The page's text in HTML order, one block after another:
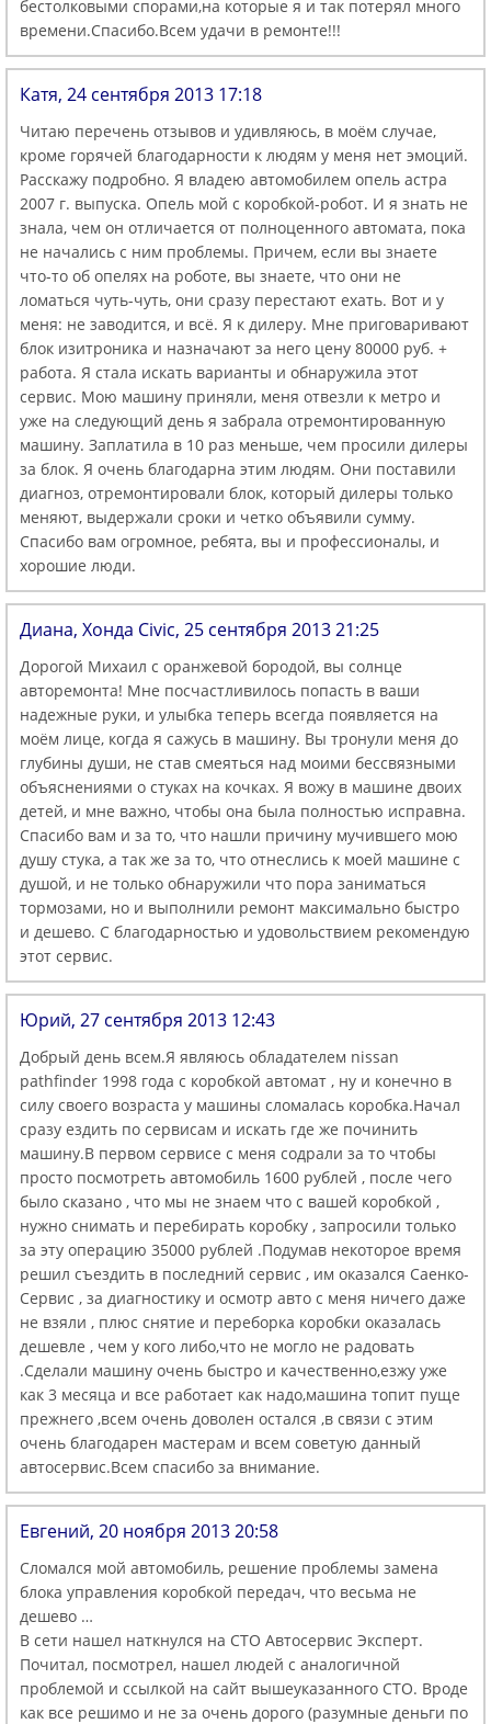
бестолковыми спорами,на которые я и так потерял много
времени.Спасибо.Всем удачи в ремонте!!!
Катя, 24 сентября 2013 17:18
Читаю перечень отзывов и удивляюсь, в моём случае,
кроме горячей благодарности к людям у меня нет эмоций.
Расскажу подробно. Я владею автомобилем опель астра
2007 г. выпуска. Опель мой с коробкой-робот. И я знать не
знала, чем он отличается от полноценного автомата, пока
не начались с ним проблемы. Причем, если вы знаете
что-то об опелях на роботе, вы знаете, что они не
ломаться чуть-чуть, они сразу перестают ехать. Вот и у
меня: не заводится, и всё. Я к дилеру. Мне приговаривают
блок изитроника и назначают за него цену 80000 руб. +
работа. Я стала искать варианты и обнаружила этот
сервис. Мою машину приняли, меня отвезли к метро и
уже на следующий день я забрала отремонтированную
машину. Заплатила в 10 раз меньше, чем просили дилеры
за блок. Я очень благодарна этим людям. Они поставили
диагноз, отремонтировали блок, который дилеры только
меняют, выдержали сроки и четко объявили сумму.
Спасибо вам огромное, ребята, вы и профессионалы, и
хорошие люди.
Диана, Хонда Civic, 25 сентября 2013 21:25
Дорогой Михаил с оранжевой бородой, вы солнце
авторемонта! Мне посчастливилось попасть в ваши
надежные руки, и улыбка теперь всегда появляется на
моём лице, когда я сажусь в машину. Вы тронули меня до
глубины души, не став смеяться над моими бессвязными
объяснениями о стуках на кочках. Я вожу в машине двоих
детей, и мне важно, чтобы она была полностью исправна.
Спасибо вам и за то, что нашли причину мучившего мою
душу стука, а так же за то, что отнеслись к моей машине с
душой, и не только обнаружили что пора заниматься
тормозами, но и выполнили ремонт максимально быстро
и дешево. С благодарностью и удовольствием рекомендую
этот сервис.
Юрий, 27 сентября 2013 12:43
Добрый день всем.Я являюсь обладателем nissan
pathfinder 1998 года с коробкой автомат , ну и конечно в
силу своего возраста у машины сломалась коробка.Начал
сразу ездить по сервисам и искать где же починить
машину.В первом сервисе с меня содрали за то чтобы
просто посмотреть автомобиль 1600 рублей , после чего
было сказано , что мы не знаем что с вашей коробкой ,
нужно снимать и перебирать коробку , запросили только
за эту операцию 35000 рублей .Подумав некоторое время
решил съездить в последний сервис , им оказался Саенко-
Сервис , за диагностику и осмотр авто с меня ничего даже
не взяли , плюс снятие и переборка коробки оказалась
дешевле , чем у кого либо,что не могло не радовать
.Сделали машину очень быстро и качественно,езжу уже
как 3 месяца и все работает как надо,машина топит пуще
прежнего ,всем очень доволен остался ,в связи с этим
очень благодарен мастерам и всем советую данный
автосервис.Всем спасибо за внимание.
Евгений, 20 ноября 2013 20:58
Сломался мой автомобиль, решение проблемы замена
блока управления коробкой передач, что весьма не
дешево …
В сети нашел наткнулся на СТО Автосервис Эксперт.
Почитал, посмотрел, нашел людей с аналогичной
проблемой и ссылкой на сайт вышеуказанного СТО. Вроде
как все решимо и не за очень дорого (разумные деньги по